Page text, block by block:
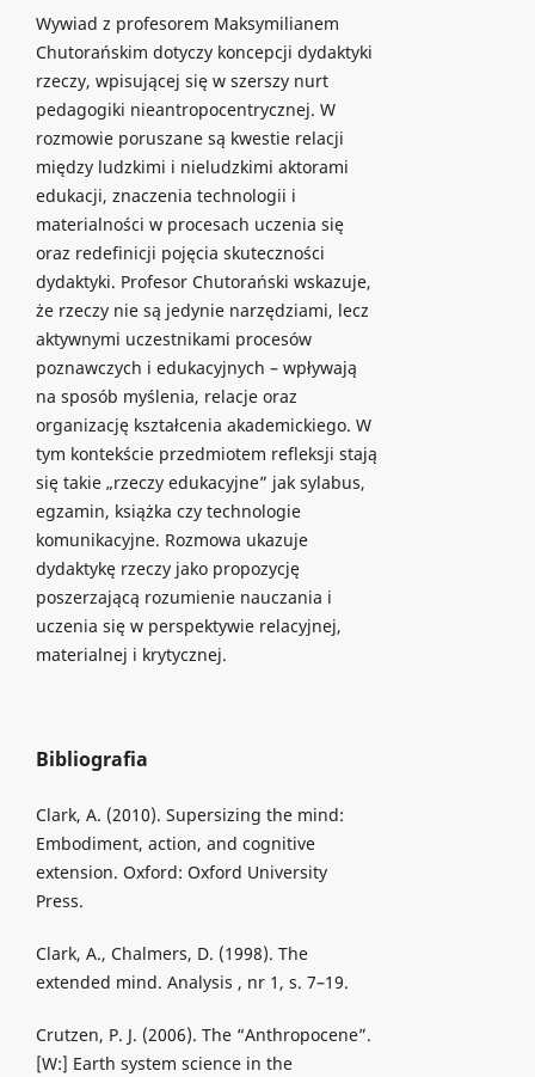
Wywiad z profesorem Maksymilianem
Chutorańskim dotyczy koncepcji dydaktyki
rzeczy, wpisującej się w szerszy nurt
pedagogiki nieantropocentrycznej. W
rozmowie poruszane są kwestie relacji
między ludzkimi i nieludzkimi aktorami
edukacji, znaczenia technologii i
materialności w procesach uczenia się
oraz redefinicji pojęcia skuteczności
dydaktyki. Profesor Chutorański wskazuje,
że rzeczy nie są jedynie narzędziami, lecz
aktywnymi uczestnikami procesów
poznawczych i edukacyjnych – wpływają
na sposób myślenia, relacje oraz
organizację kształcenia akademickiego. W
tym kontekście przedmiotem refleksji stają
się takie „rzeczy edukacyjne” jak sylabus,
egzamin, książka czy technologie
komunikacyjne. Rozmowa ukazuje
dydaktykę rzeczy jako propozycję
poszerzającą rozumienie nauczania i
uczenia się w perspektywie relacyjnej,
materialnej i krytycznej.
Bibliografia
Clark, A. (2010). Supersizing the mind:
Embodiment, action, and cognitive
extension. Oxford: Oxford University
Press.
Clark, A., Chalmers, D. (1998). The
extended mind. Analysis , nr 1, s. 7–19.
Crutzen, P. J. (2006). The “Anthropocene”.
[W:] Earth system science in the